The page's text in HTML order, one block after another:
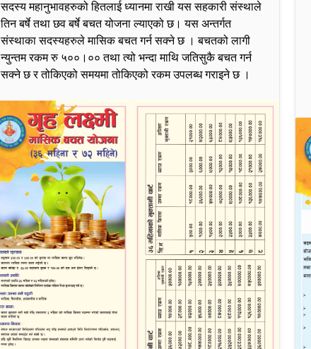
सदस्य महानुभावहरुको हितलाई ध्यानमा राखी यस सहकारी संस्थाले
तिन बर्षे तथा छव बर्षे बचत योजना ल्याएको छ। यस अन्तर्गत
संस्थाका सदस्यहरुले मासिक बचत गर्न सक्ने छ । बचतको लागी
न्युन्तम रकम रु ५००।०० तथा त्यो भन्दा माथि जतिसुकै बचत गर्न
सक्ने छ र तोकिएको समयमा तोकिएको रकम उपलब्ध गराइने छ ।